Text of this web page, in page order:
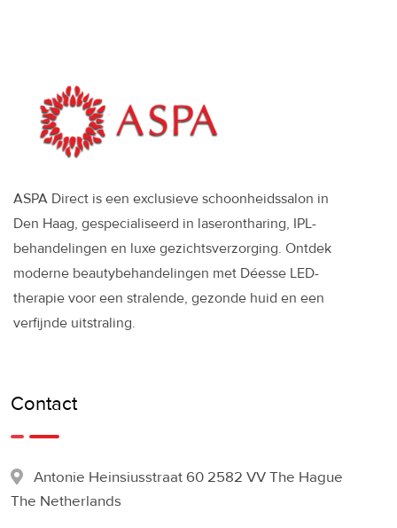
ASPA Direct is een exclusieve schoonheidssalon in
Den Haag, gespecialiseerd in laserontharing, IPL-
behandelingen en luxe gezichtsverzorging. Ontdek
moderne beautybehandelingen met Déesse LED-
therapie voor een stralende, gezonde huid en een
verfijnde uitstraling.
Contact
Antonie Heinsiusstraat 60 2582 VV The Hague
The Netherlands